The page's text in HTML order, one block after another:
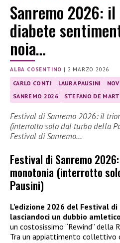
Sanremo 2026:
diabete
noia…
ALBA COSENTINO | 2 MARZO 2026
CARLO CONTI LAURA PAUSINI
SANREMO 2026
STEFANO DE
Festival di Sanremo 2026: il
(interrotto solo dal turbo della
Festival di Sanremo…
Festival di Sanremo
monotonia (interrotto
Pausini)
L’edizione 2026 del Festival
lasciandoci un dubbio amletico
un costosissimo “Rewind” della
Tra un appiattimento collettivo